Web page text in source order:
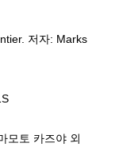
저자: Marks
모토 카즈야 외